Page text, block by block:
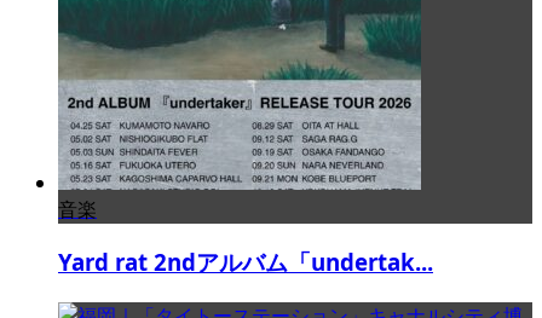
音楽
Yard rat 2ndアルバム「undertak...